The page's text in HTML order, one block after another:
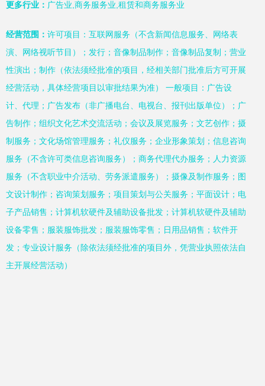
更多行业： 广告业,商务服务业,租赁和商务服务业
经营范围： 许可项目：互联网服务（不含新闻信息服务、网络表
演、网络视听节目）；发行；音像制品制作；音像制品复制；营业
性演出；制作（依法须经批准的项目，经相关部门批准后方可开展
经营活动，具体经营项目以审批结果为准） 一般项目：广告设
计、代理；广告发布（非广播电台、电视台、报刊出版单位）；广
告制作；组织文化艺术交流活动；会议及展览服务；文艺创作；摄
制服务；文化场馆管理服务；礼仪服务；企业形象策划；信息咨询
服务（不含许可类信息咨询服务）；商务代理代办服务；人力资源
服务（不含职业中介活动、劳务派遣服务）；摄像及制作服务；图
文设计制作；咨询策划服务；项目策划与公关服务；平面设计；电
子产品销售；计算机软硬件及辅助设备批发；计算机软硬件及辅助
设备零售；服装服饰批发；服装服饰零售；日用品销售；软件开
发；专业设计服务（除依法须经批准的项目外，凭营业执照依法自
主开展经营活动）